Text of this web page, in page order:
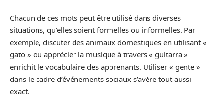
Chacun de ces mots peut être utilisé dans diverses
situations, qu’elles soient formelles ou informelles. Par
exemple, discuter des animaux domestiques en utilisant «
gato » ou apprécier la musique à travers « guitarra »
enrichit le vocabulaire des apprenants. Utiliser « gente »
dans le cadre d’événements sociaux s’avère tout aussi
exact.